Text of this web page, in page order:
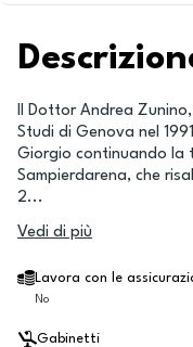
Il Dottor Andrea
Studi di Genova nel
Giorgio continuando la
Sampierdarena, che
2...
Vedi di più
Lavora con le
No
Gabinetti